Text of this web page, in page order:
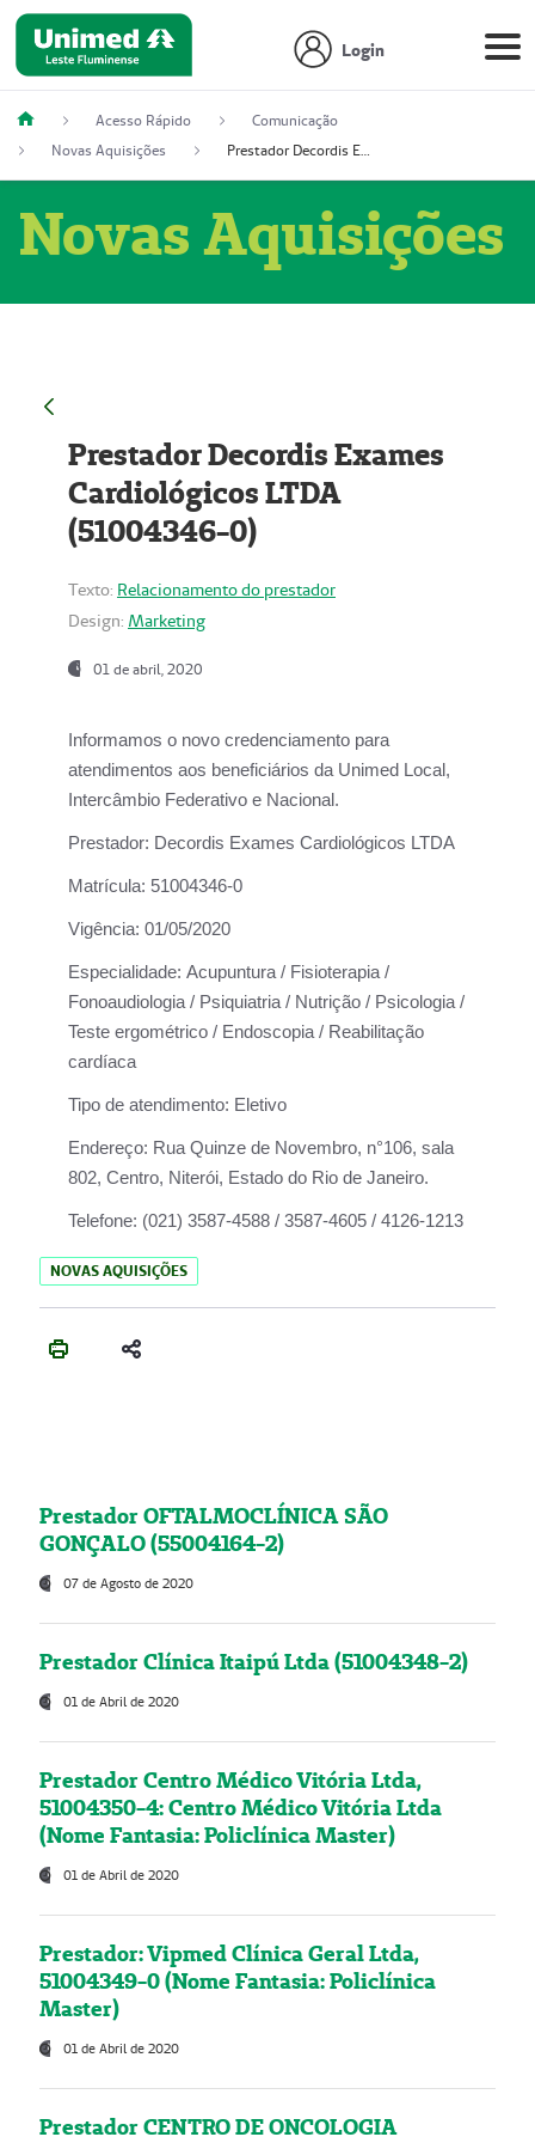
Login
Acesso Rápido
Comunicação
Novas Aquisições
Prestador Decordis Exames Cardiológicos LTDA (51004346-0)
Novas Aquisições
Prestador Decordis Exames
Cardiológicos LTDA
(51004346-0)
Texto: Relacionamento do prestador
Design: Marketing
01 de abril, 2020
Informamos o novo credenciamento para
atendimentos aos beneficiários da Unimed Local,
Intercâmbio Federativo e Nacional.
Prestador: Decordis Exames Cardiológicos LTDA
Matrícula: 51004346-0
Vigência: 01/05/2020
Especialidade: Acupuntura / Fisioterapia /
Fonoaudiologia / Psiquiatria / Nutrição / Psicologia /
Teste ergométrico / Endoscopia / Reabilitação
cardíaca
Tipo de atendimento: Eletivo
Endereço: Rua Quinze de Novembro, n°106, sala
802, Centro, Niterói, Estado do Rio de Janeiro.
Telefone: (021) 3587-4588 / 3587-4605 / 4126-1213
NOVAS AQUISIÇÕES
Prestador OFTALMOCLÍNICA SÃO
GONÇALO (55004164-2)
07 de Agosto de 2020
Prestador Clínica Itaipú Ltda (51004348-2)
01 de Abril de 2020
Prestador Centro Médico Vitória Ltda,
51004350-4: Centro Médico Vitória Ltda
(Nome Fantasia: Policlínica Master)
01 de Abril de 2020
Prestador: Vipmed Clínica Geral Ltda,
51004349-0 (Nome Fantasia: Policlínica
Master)
01 de Abril de 2020
Prestador CENTRO DE ONCOLOGIA